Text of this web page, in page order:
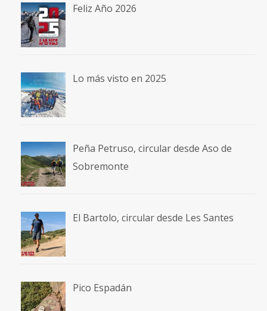
Feliz Año 2026
Lo más visto en 2025
Peña Petruso, circular desde Aso de
Sobremonte
El Bartolo, circular desde Les Santes
Pico Espadán